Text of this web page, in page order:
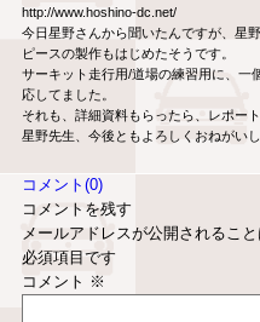
http://www.hoshino-dc.net/
今日星野さんから聞いたんですが、星
ピースの製作もはじめたそうです。
サーキット走行用/道場の練習用に、一
応してました。
それも、詳細資料もらったら、レポー
星野先生、今後ともよろしくおねがいし
コメント(0)
コメントを残す
メールアドレスが公開されること
必須項目です
コメント ※